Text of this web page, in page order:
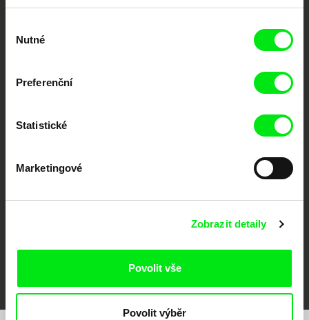
souhlasu
Nutné
Preferenční
Statistické
Marketingové
Zobrazit detaily
Povolit vše
Povolit výběr
CPH:DOX DOK Leipzig